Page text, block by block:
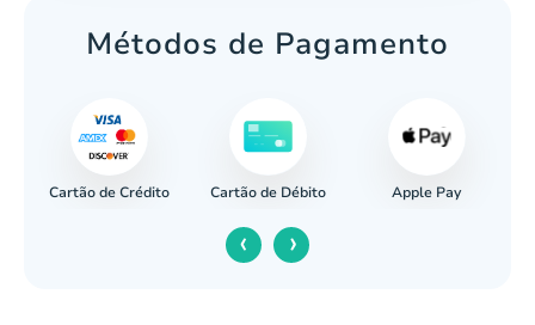
Métodos de Pagamento
Cartão de Crédito Cartão de Débito Apple Pay
‹ ›